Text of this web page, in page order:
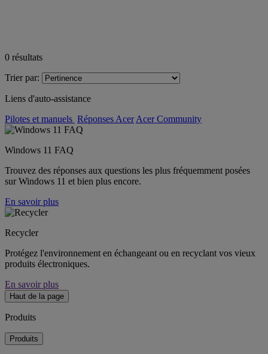
0 résultats
Trier par:
Liens d'auto-assistance
Pilotes et manuels Réponses Acer Acer Community
Windows 11 FAQ
Trouvez des réponses aux questions les plus fréquemment posées
sur Windows 11 et bien plus encore.
En savoir plus
Recycler
Protégez l'environnement en échangeant ou en recyclant vos vieux
produits électroniques.
En savoir plus
Haut de la page
Produits
Produits